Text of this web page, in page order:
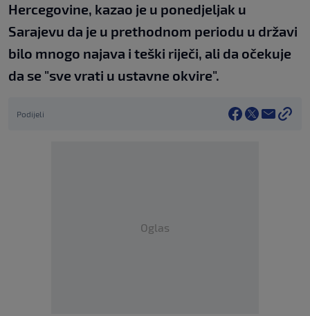
Hercegovine, kazao je u ponedjeljak u
Sarajevu da je u prethodnom periodu u državi
bilo mnogo najava i teški riječi, ali da očekuje
da se "sve vrati u ustavne okvire".
Podijeli
Oglas